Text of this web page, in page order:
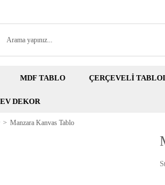
MDF TABLO ÇERÇEVELİ
EV DEKOR
Manzara Kanvas Tablo